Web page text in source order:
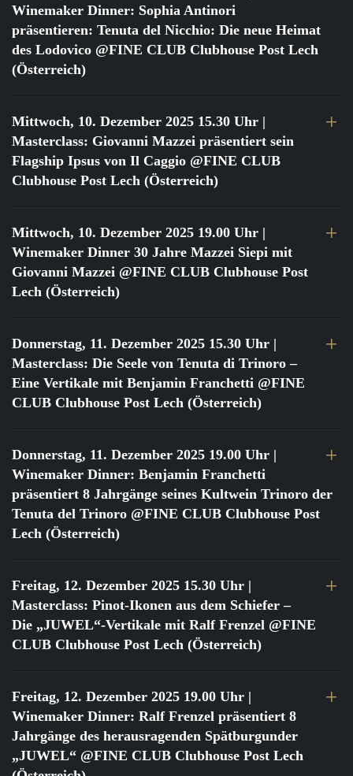
Winemaker Dinner: Sophia Antinori
präsentieren: Tenuta del Nicchio: Die neue Heimat
des Lodovico @FINE CLUB Clubhouse Post Lech
(Österreich)
Mittwoch, 10. Dezember 2025 15.30 Uhr |
Masterclass: Giovanni Mazzei präsentiert sein
Flagship Ipsus von Il Caggio @FINE CLUB
Clubhouse Post Lech (Österreich)
Mittwoch, 10. Dezember 2025 19.00 Uhr |
Winemaker Dinner 30 Jahre Mazzei Siepi mit
Giovanni Mazzei @FINE CLUB Clubhouse Post
Lech (Österreich)
Donnerstag, 11. Dezember 2025 15.30 Uhr |
Masterclass: Die Seele von Tenuta di Trinoro –
Eine Vertikale mit Benjamin Franchetti @FINE
CLUB Clubhouse Post Lech (Österreich)
Donnerstag, 11. Dezember 2025 19.00 Uhr |
Winemaker Dinner: Benjamin Franchetti
präsentiert 8 Jahrgänge seines Kultwein Trinoro der
Tenuta del Trinoro @FINE CLUB Clubhouse Post
Lech (Österreich)
Freitag, 12. Dezember 2025 15.30 Uhr |
Masterclass: Pinot-Ikonen aus dem Schiefer –
Die „JUWEL“-Vertikale mit Ralf Frenzel @FINE
CLUB Clubhouse Post Lech (Österreich)
Freitag, 12. Dezember 2025 19.00 Uhr |
Winemaker Dinner: Ralf Frenzel präsentiert 8
Jahrgänge des herausragenden Spätburgunder
„JUWEL“ @FINE CLUB Clubhouse Post Lech